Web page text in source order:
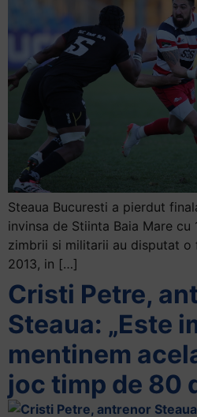
Steaua Bucuresti a pierdut
invinsa de Stiinta Baia Mare
zimbrii si militarii au disputat o
2013, in […]
Cristi Petre,
Steaua: „Este
mentinem
joc timp de 80